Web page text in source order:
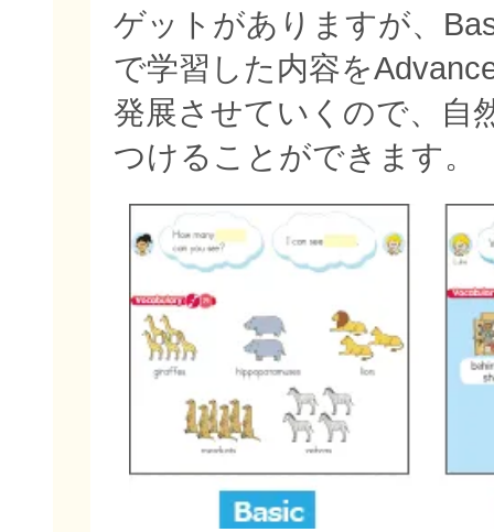
ゲットがありますが、
で学習した内容を
発展させていくので、自
つけることができます。